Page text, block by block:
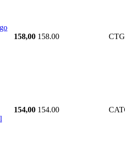
158,00 158.00
154,00 154.00